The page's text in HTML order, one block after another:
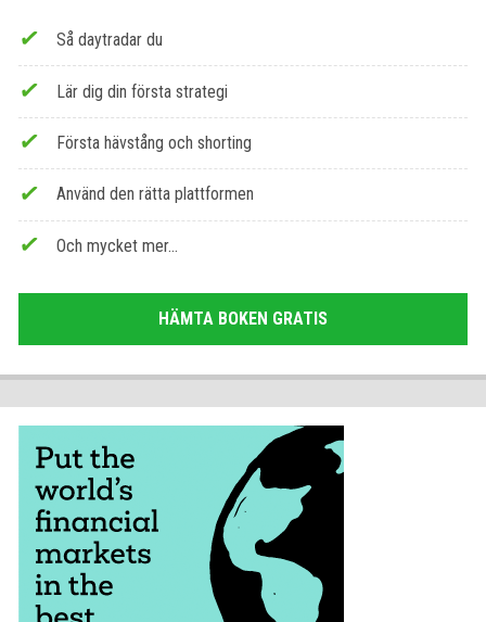
Så daytradar du
Lär dig din första strategi
Första hävstång och shorting
Använd den rätta plattformen
Och mycket mer...
HÄMTA BOKEN GRATIS